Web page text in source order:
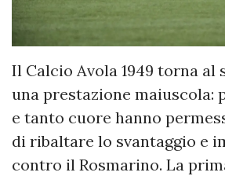
Il Calcio Avola 1949 torna al
una prestazione maiuscola:
e tanto cuore hanno
di ribaltare lo svantaggio e
contro il Rosmarino. La